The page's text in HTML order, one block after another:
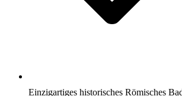
Einzigartiges historisches Römisches